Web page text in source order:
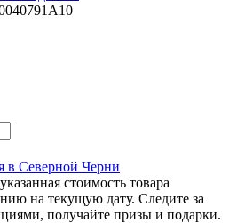
стоимость товара
на текущую дату. Следите за
получайте призы и подарки.